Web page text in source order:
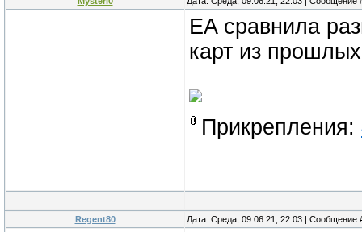
EA сравнила
карт из
Прикрепления:
Regent80 Дата: Среда, 09.06.21, 22:03 | Сообщение